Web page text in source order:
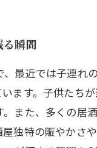
る瞬間
最近では子連れ
ます。子供たち
また、多くの
独特の賑やかさ